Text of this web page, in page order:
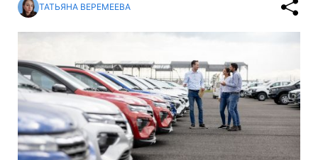
ТАТЬЯНА ВЕРЕМЕЕВА